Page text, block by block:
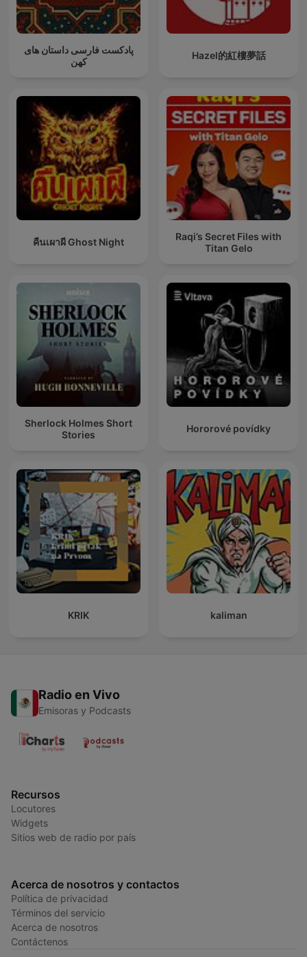
پادکست فارسی داستان های
کهن
Hazel的紅樓夢話
คืนเผาผี Ghost Night
Raqi’s Secret Files with
Titan Gelo
Sherlock Holmes Short
Stories
Hororové povídky
KRIK kaliman
Radio en Vivo
Emisoras y Podcasts
Recursos
Locutores
Widgets
Sitios web de radio por país
Acerca de nosotros y contactos
Política de privacidad
Términos del servicio
Acerca de nosotros
Contáctenos